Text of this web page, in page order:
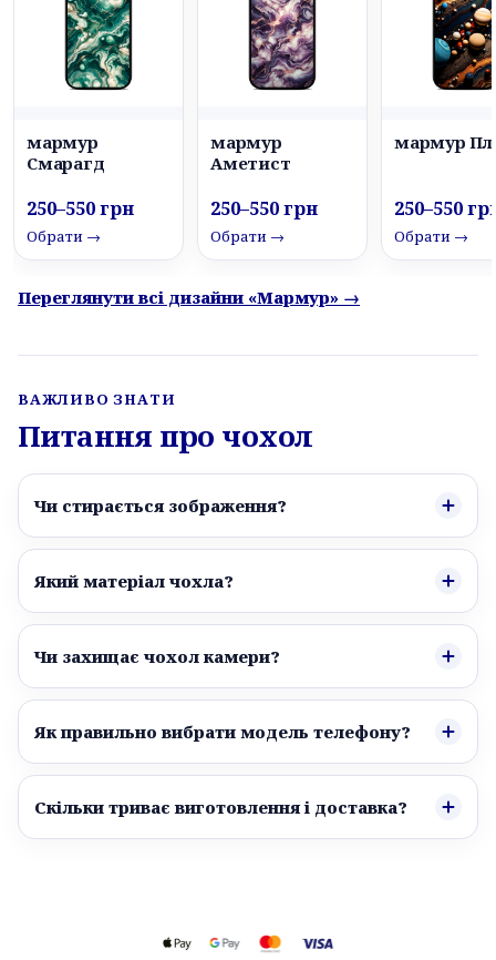
мармур
Смарагд
250–550 грн
Обрати →
мармур
Аметист
250–550 грн
Обрати →
мармур
250–550
Обрати →
Переглянути всі дизайни «Мармур» →
ВАЖЛИВО ЗНАТИ
Питання про чохол
Чи стирається зображення?
Який матеріал чохла?
Чи захищає чохол камери?
Як правильно вибрати модель телефону?
Скільки триває виготовлення і доставка?